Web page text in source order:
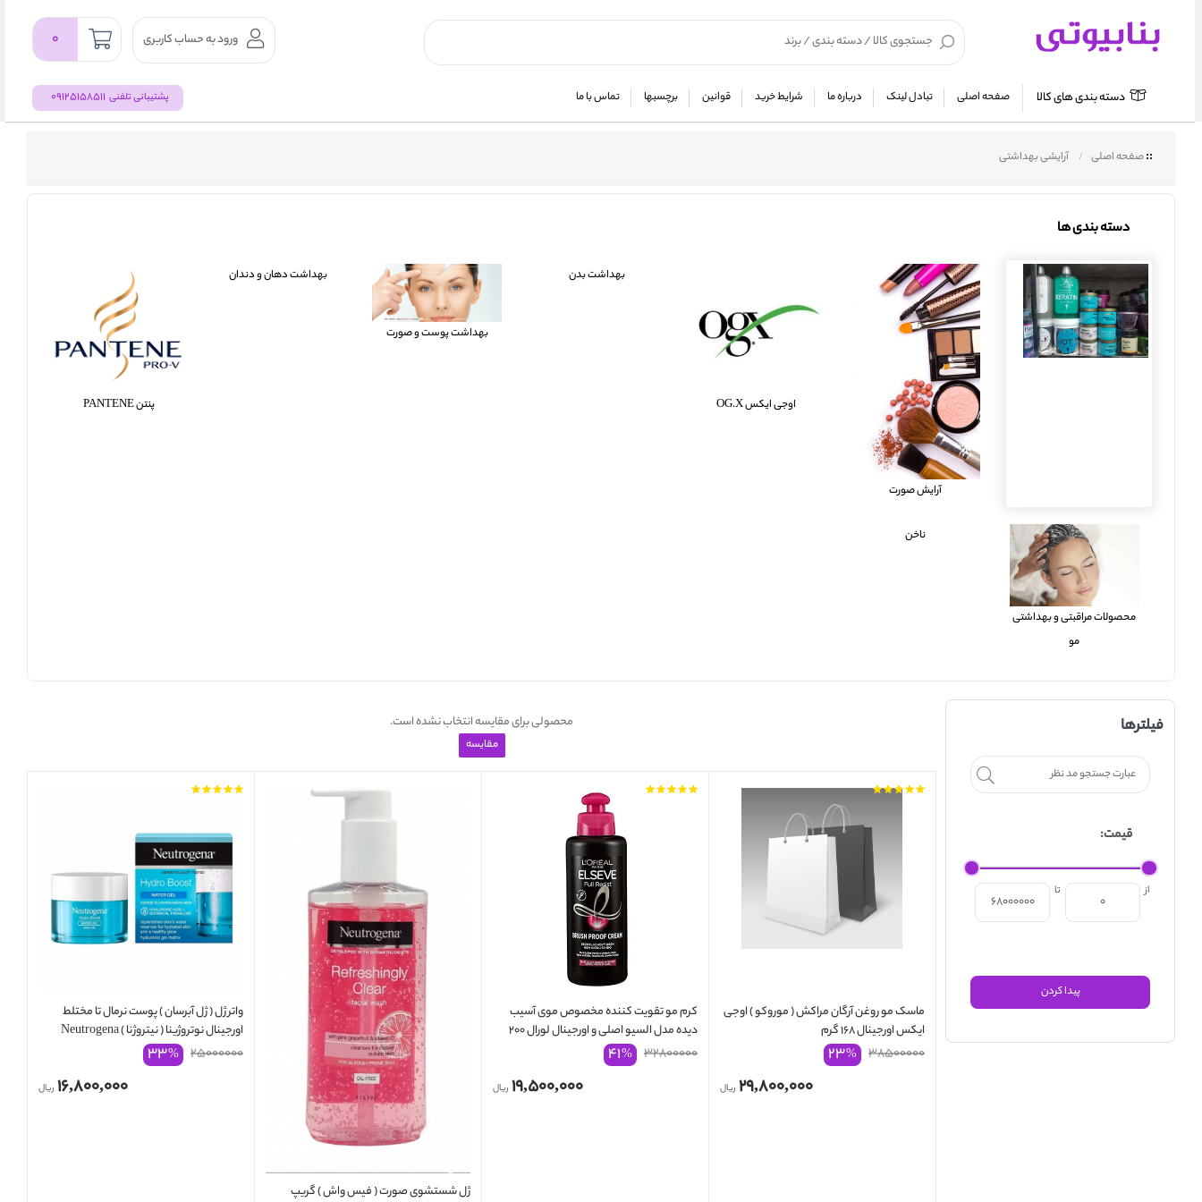
۰ ورود به حساب کاربری
پشتیبانی تلفنی 09125158511 صفحه اصلی تبادل لینک درباره ما شرایط خرید قوانین برچسبها تماس با ما دسته بندی های کالا
صفحه اصلی آرایشی بهداشتی
دسته بندی ها
آرایش صورت
اوجی ایکس OG.X
بهداشت بدن
بهداشت پوست و صورت
بهداشت دهان و دندان
پنتن PANTENE
محصولات مراقبتی و بهداشتی
مو
ناخن
فیلترها
قیمت:
از تا
محصولی برای مقایسه انتخاب نشده است.
ماسک مو روغن آرگان مراکش ( موروکو ) اوجی
ایکس اورجینال ۱۶۸ گرم
۳۸۵۰۰۰۰۰ ۲۳%
۲۹,۸۰۰,۰۰۰ ریال
کرم مو تقویت کننده مخصوص موی آسیب
دیده مدل السیو اصلی و اورجینال لورال ۲۰۰
میل L'OREAL
۳۲۸۰۰۰۰۰ ۴۱%
۱۹,۵۰۰,۰۰۰ ریال
ژل شستشوی صورت ( فیس واش ) گریپ
واتر ژل ( ژل آبرسان ) پوست نرمال تا مختلط
اورجینال نوتروژینا ( نیتروژنا ) Neutrogena
Hydro Boost Water Gel
۲۵۰۰۰۰۰۰ ۳۳%
۱۶,۸۰۰,۰۰۰ ریال